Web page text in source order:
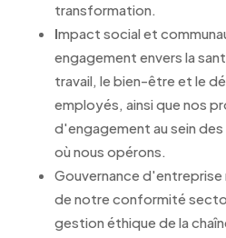
transformation.
Impact social et
engagement envers la
travail, le bien-être et le
employés, ainsi que nos
d'engagement au sein
où nous opérons.
Gouvernance d'entreprise
de notre conformité
gestion éthique de la